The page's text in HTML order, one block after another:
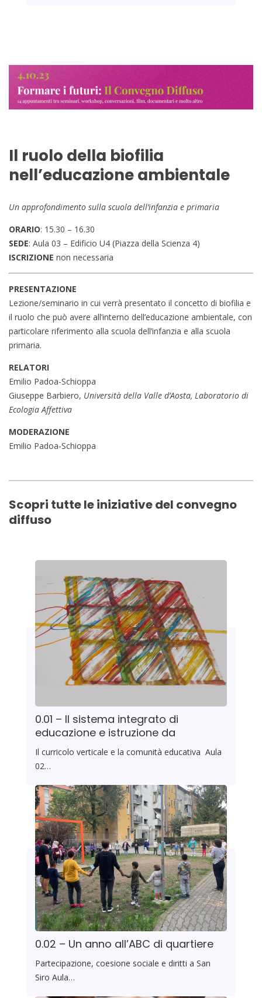
Il ruolo della biofilia
nell’educazione ambientale
Un approfondimento sulla scuola dell’infanzia e primaria
ORARIO: 15.30 – 16.30
SEDE: Aula 03 – Edificio U4 (Piazza della Scienza 4)
ISCRIZIONE non necessaria
PRESENTAZIONE
Lezione/seminario in cui verrà presentato il concetto di biofilia e
il ruolo che può avere all’interno dell’educazione ambientale, con
particolare riferimento alla scuola dell’infanzia e alla scuola
primaria.
RELATORI
Emilio Padoa-Schioppa
Giuseppe Barbiero, Università della Valle d’Aosta, Laboratorio di
Ecologia Affettiva
MODERAZIONE
Emilio Padoa-Schioppa
Scopri tutte le iniziative del convegno
diffuso
0.01 – Il sistema integrato di
educazione e istruzione da
Il curricolo verticale e la comunità educativa Aula
02…
0.02 – Un anno all’ABC di quartiere
Partecipazione, coesione sociale e diritti a San
Siro Aula…